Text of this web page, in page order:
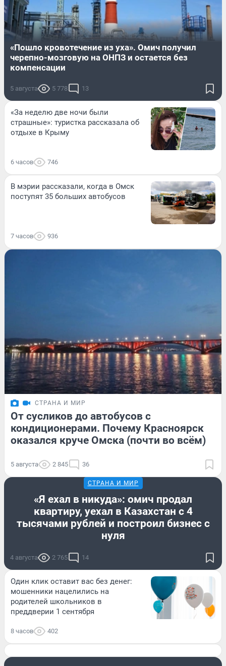
«Пошло кровотечение из уха». Омич получил
черепно-мозговую на ОНПЗ и остается без
компенсации
5 августа 5 778 13
«За неделю две ночи были
страшные»: туристка рассказала об
отдыхе в Крыму
6 часов 746
В мэрии рассказали, когда в Омск
поступят 35 больших автобусов
7 часов 936
СТРАНА И МИР
От сусликов до автобусов с
кондиционерами. Почему Красноярск
оказался круче Омска (почти во всём)
5 августа 2 845 36
СТРАНА И МИР
«Я ехал в никуда»: омич продал
квартиру, уехал в Казахстан с 4
тысячами рублей и построил бизнес с
нуля
4 августа 2 765 14
Один клик оставит вас без денег:
мошенники нацелились на
родителей школьников в
преддверии 1 сентября
8 часов 402